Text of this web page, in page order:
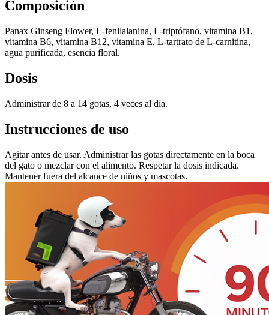
Composición
Panax Ginseng Flower, L-fenilalanina, L-triptófano, vitamina B1,
vitamina B6, vitamina B12, vitamina E, L-tartrato de L-carnitina,
agua purificada, esencia floral.
Dosis
Administrar de 8 a 14 gotas, 4 veces al día.
Instrucciones de uso
Agitar antes de usar. Administrar las gotas directamente en la boca
del gato o mezclar con el alimento. Respetar la dosis indicada.
Mantener fuera del alcance de niños y mascotas.